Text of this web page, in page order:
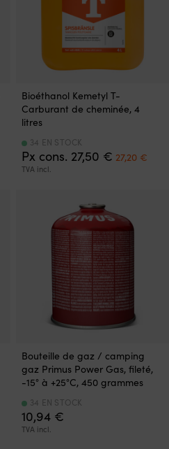
Bioéthanol Kemetyl T-
Carburant de cheminée, 4
litres
Px cons. 27,50 € Le
prix
27,20 €Le
TVA incl.
34 EN STOCK
Bouteille de gaz / camping
gaz Primus Power Gas, fileté,
-15° à +25°C, 450 grammes
10,94 €
TVA incl.
34 EN STOCK